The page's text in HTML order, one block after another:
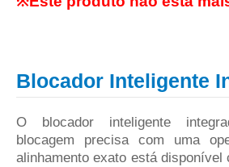
Blocador Inteligente
O blocador inteligente
blocagem precisa com uma
alinhamento exato está disponível